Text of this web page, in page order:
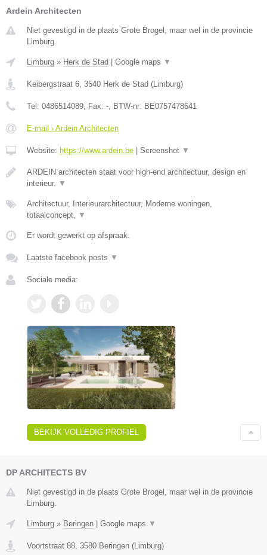
Ardein Architecten
Niet gevestigd in de plaats Grote Brogel, maar wel in de provincie
Limburg.
Limburg » Herk de Stad Google maps ▼
Keibergstraat 6, 3540 Herk de Stad (Limburg)
Tel: 0486514089, Fax: -, BTW-nr: BE0757478641
E-mail › Ardein Architecten
Website: https://www.ardein.be Screenshot ▼
ARDEIN architecten staat voor high-end architectuur, design en
interieur. ▼
Architectuur, Interieurarchitectuur, Moderne woningen,
totaalconcept, ▼
Er wordt gewerkt op afspraak.
Laatste facebook posts ▼
Sociale media:
BEKIJK VOLLEDIG PROFIEL
DP ARCHITECTS BV
Niet gevestigd in de plaats Grote Brogel, maar wel in de provincie
Limburg.
Limburg » Beringen Google maps ▼
Voortstraat 88, 3580 Beringen (Limburg)